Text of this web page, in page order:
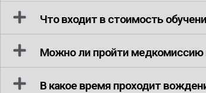
Что входит в стоимость
Можно ли пройти медкомиссию
В какое время проходит